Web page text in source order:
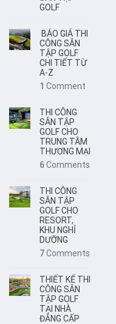
GOLF
BÁO GIÁ THI
CÔNG SÂN
TẬP GOLF
CHI TIẾT TỪ
A-Z
1 Comment
THI CÔNG
SÂN TẬP
GOLF CHO
TRUNG TÂM
THƯƠNG MẠI
6Comments
THI CÔNG
SÂN TẬP
GOLF CHO
RESORT,
KHU NGHỈ
DƯỠNG
7Comments
THIẾT KẾ THI
CÔNG SÂN
TẬP GOLF
TẠI NHÀ
ĐẲNG CẤP